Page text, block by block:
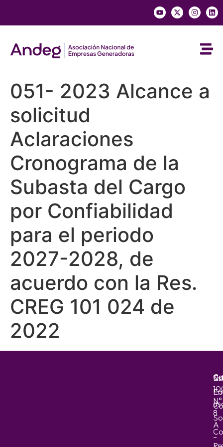
051- 2023 Alcance a
solicitud
Aclaraciones
Cronograma de la
Subasta del Cargo
por Confiabilidad
para el periodo
2027-2028, de
acuerdo con la Res.
CREG 101 024 de
2022
N°
8
A
–